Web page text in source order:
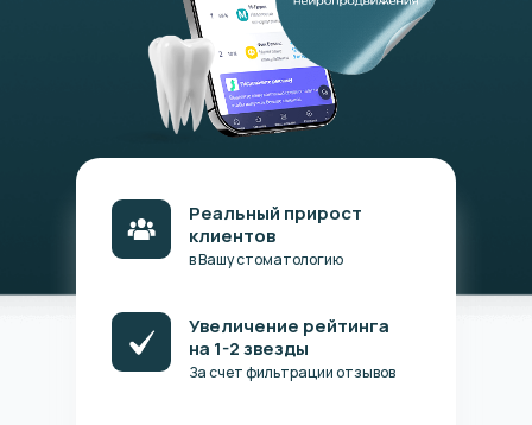
Реальный прирост
клиентов
в Вашу стоматологию
Увеличение рейтинга
на 1-2 звезды
За счет фильтрации отзывов